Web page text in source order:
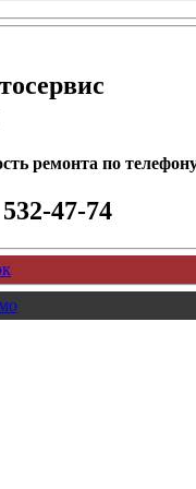
ремонта по
47-74